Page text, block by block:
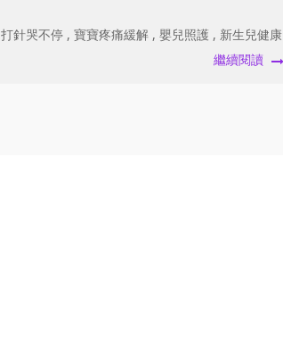
打針哭不停 , 寶寶疼痛緩解 , 嬰兒照護 , 新生兒健康
繼續閱讀